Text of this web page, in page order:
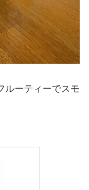
ルーティーでスモ